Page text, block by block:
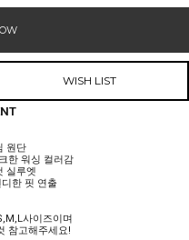
WISH LIST
원단
한 워싱 컬러감
실루엣
한 핏 연출
사이즈이며
참고해주세요!